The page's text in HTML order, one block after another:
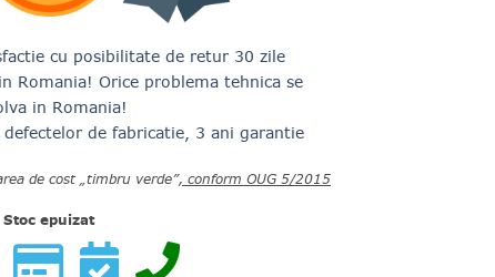
cu posibilitate de retur 30 zile
Romania! Orice problema tehnica se
in Romania!
de fabricatie, 3 ani garantie
de cost „timbru verde”, conform OUG 5/2015
Stoc epuizat